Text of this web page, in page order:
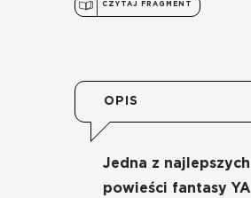
CZYTAJ FRAGMENT
OPIS
Jedna z najlepszych
powieści fantasy YA